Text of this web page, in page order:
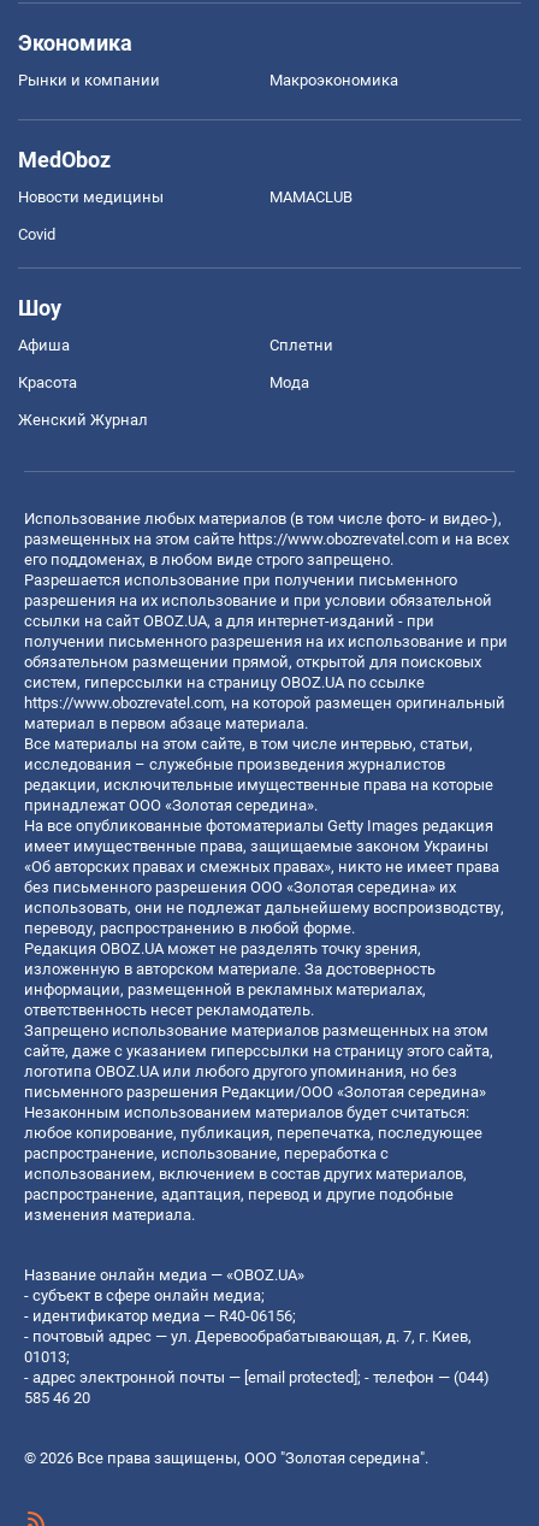
Экономика
Рынки и компании Mакроэкономика
MedOboz
Новости медицины MAMACLUB
Covid
Шоу
Афиша Сплетни
Красота Мода
Женский Журнал
Использование любых материалов (в том числе фото- и видео-),
размещенных на этом сайте https://www.obozrevatel.com и на всех
его поддоменах, в любом виде строго запрещено.
Разрешается использование при получении письменного
разрешения на их использование и при условии обязательной
ссылки на сайт OBOZ.UA, а для интернет-изданий - при
получении письменного разрешения на их использование и при
обязательном размещении прямой, открытой для поисковых
систем, гиперссылки на страницу OBOZ.UA по ссылке
https://www.obozrevatel.com, на которой размещен оригинальный
материал в первом абзаце материала.
Все материалы на этом сайте, в том числе интервью, статьи,
исследования – служебные произведения журналистов
редакции, исключительные имущественные права на которые
принадлежат ООО «Золотая середина».
На все опубликованные фотоматериалы Getty Images редакция
имеет имущественные права, защищаемые законом Украины
«Об авторских правах и смежных правах», никто не имеет права
без письменного разрешения ООО «Золотая середина» их
использовать, они не подлежат дальнейшему воспроизводству,
переводу, распространению в любой форме.
Редакция OBOZ.UA может не разделять точку зрения,
изложенную в авторском материале. За достоверность
информации, размещенной в рекламных материалах,
ответственность несет рекламодатель.
Запрещено использование материалов размещенных на этом
сайте, даже с указанием гиперссылки на страницу этого сайта,
логотипа OBOZ.UA или любого другого упоминания, но без
письменного разрешения Редакции/ООО «Золотая середина»
Незаконным использованием материалов будет считаться:
любое копирование, публикация, перепечатка, последующее
распространение, использование, переработка с
использованием, включением в состав других материалов,
распространение, адаптация, перевод и другие подобные
изменения материала.
Название онлайн медиа — «OBOZ.UA»
- субъект в сфере онлайн медиа;
- идентификатор медиа — R40-06156;
- почтовый адрес — ул. Деревообрабатывающая, д. 7, г. Киев,
01013;
- адрес электронной почты — [email protected] ; - телефон — (044)
585 46 20
© 2026 Все права защищены, ООО "Золотая середина".